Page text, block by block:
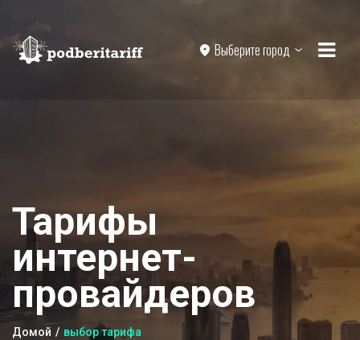
Выберите город
Тарифы
интернет-
провайдеров
Домой выбор тарифа